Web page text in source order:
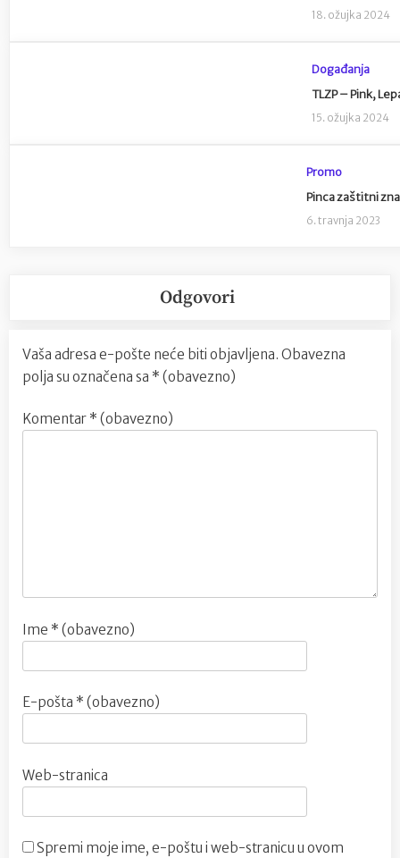
18. ožujka 2024
Događanja
TLZP – Pink,
15. ožujka 2024
Promo
Pinca zaštitni
6. travnja 2023
Odgovori
Vaša adresa e-pošte neće biti objavljena. Obavezna
polja su označena sa * (obavezno)
Komentar * (obavezno)
Ime * (obavezno)
E-pošta * (obavezno)
Web-stranica
Spremi moje ime, e-poštu i web-stranicu u ovom